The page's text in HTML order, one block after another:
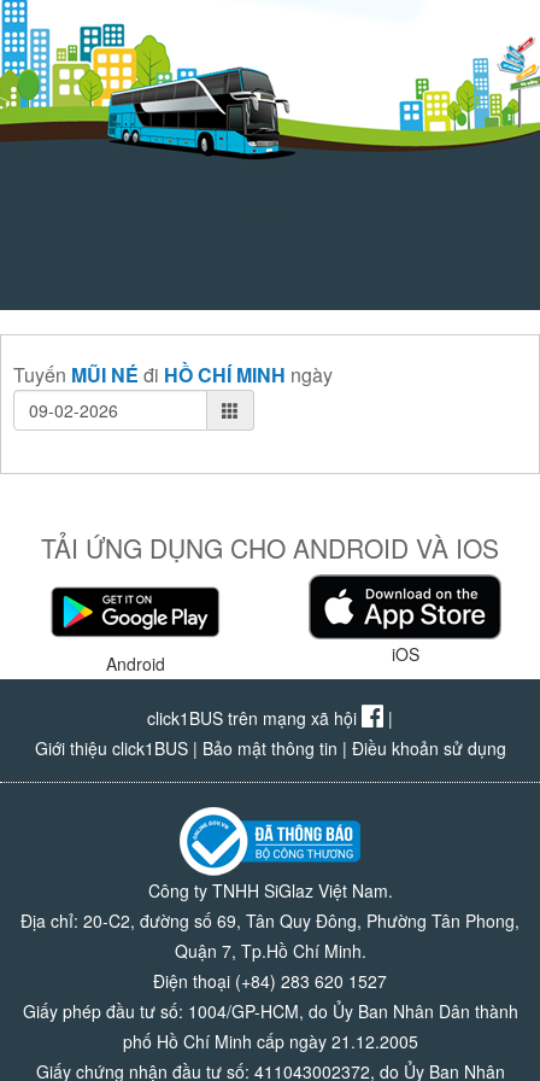
Tuyến MŨI NÉ đi HỒ CHÍ MINH ngày
TẢI ỨNG DỤNG CHO ANDROID VÀ IOS
Android iOS
click1BUS trên mạng xã hội
|
Giới thiệu click1BUS| Bảo mật thông tin | Điều khoản sử dụng
Công ty TNHH SiGlaz Việt Nam.
Địa chỉ: 20-C2, đường số 69, Tân Quy Đông, Phường Tân Phong,
Quận 7, Tp.Hồ Chí Minh.
Điện thoại (+84) 283 620 1527
Giấy phép đầu tư số: 1004/GP-HCM, do Ủy Ban Nhân Dân thành
phố Hồ Chí Minh cấp ngày 21.12.2005
Giấy chứng nhận đầu tư số: 411043002372, do Ủy Ban Nhân